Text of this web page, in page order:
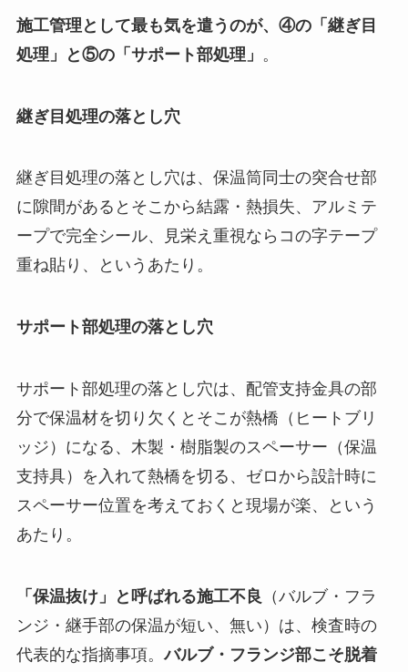
施工管理として最も気を遣うのが、④の「継ぎ目
処理」と⑤の「サポート部処理」 。
継ぎ目処理の落とし穴
継ぎ目処理の落とし穴は、保温筒同士の突合せ部
に隙間があるとそこから結露・熱損失、アルミテ
ープで完全シール、見栄え重視ならコの字テープ
重ね貼り、というあたり。
サポート部処理の落とし穴
サポート部処理の落とし穴は、配管支持金具の部
分で保温材を切り欠くとそこが熱橋（ヒートブリ
ッジ）になる、木製・樹脂製のスペーサー（保温
支持具）を入れて熱橋を切る、ゼロから設計時に
スペーサー位置を考えておくと現場が楽、という
あたり。
「保温抜け」と呼ばれる施工不良 （バルブ・フラ
ンジ・継手部の保温が短い、無い）は、検査時の
代表的な指摘事項。バルブ・フランジ部こそ脱着